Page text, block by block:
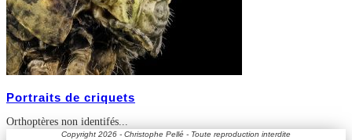
Portraits de criquets
Orthoptères non identifés...
Copyright 2026 - Christophe Pellé - Toute reproduction interdite